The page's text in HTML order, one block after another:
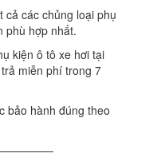
các chủng loại phụ
phù hợp nhất.
kiện ô tô xe hơi tại
miễn phí trong 7
bảo hành đúng theo